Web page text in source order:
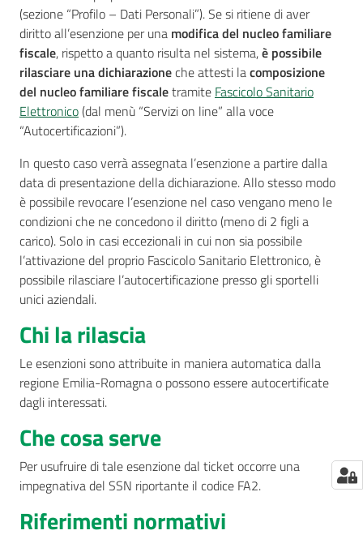
(sezione “Profilo – Dati Personali”). Se si ritiene di aver
diritto all’esenzione per una modifica del nucleo familiare
fiscale, rispetto a quanto risulta nel sistema,è possibile
rilasciare una dichiarazioneche attesti lacomposizione
del nucleo familiare fiscaletramite Fascicolo Sanitario
Elettronico(dal menù “Servizi on line” alla voce
“Autocertificazioni”).
In questo caso verrà assegnata l’esenzione a partire dalla
data di presentazione della dichiarazione. Allo stesso modo
è possibile revocare l’esenzione nel caso vengano meno le
condizioni che ne concedono il diritto (meno di 2 figli a
carico). Solo in casi eccezionali in cui non sia possibile
l’attivazione del proprio Fascicolo Sanitario Elettronico, è
possibile rilasciare l’autocertificazione presso gli sportelli
unici aziendali.
Chi la rilascia
Le esenzioni sono attribuite in maniera automatica dalla
regione Emilia-Romagna o possono essere autocertificate
dagli interessati.
Che cosa serve
Per usufruire di tale esenzione dal ticket occorre una
impegnativa del SSN riportante il codice FA2.
Riferimenti normativi